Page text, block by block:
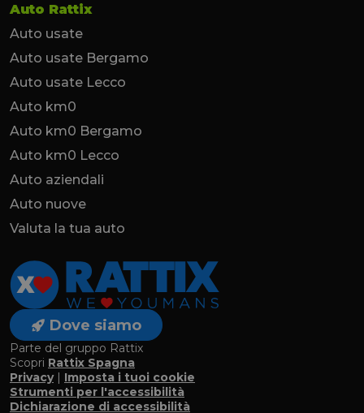
Auto Rattix
Auto usate
Auto usate Bergamo
Auto usate Lecco
Auto km0
Auto km0 Bergamo
Auto km0 Lecco
Auto aziendali
Auto nuove
Valuta la tua auto
Dove siamo
Parte del gruppo Rattix
Scopri Rattix Spagna
Privacy| Imposta i tuoi cookie
Strumenti per l'accessibilità
Dichiarazione di accessibilità